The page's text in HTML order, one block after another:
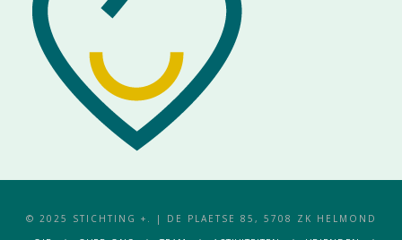
© 2025 STICHTING +. | DE PLAETSE 85, 5708 ZK HELMOND